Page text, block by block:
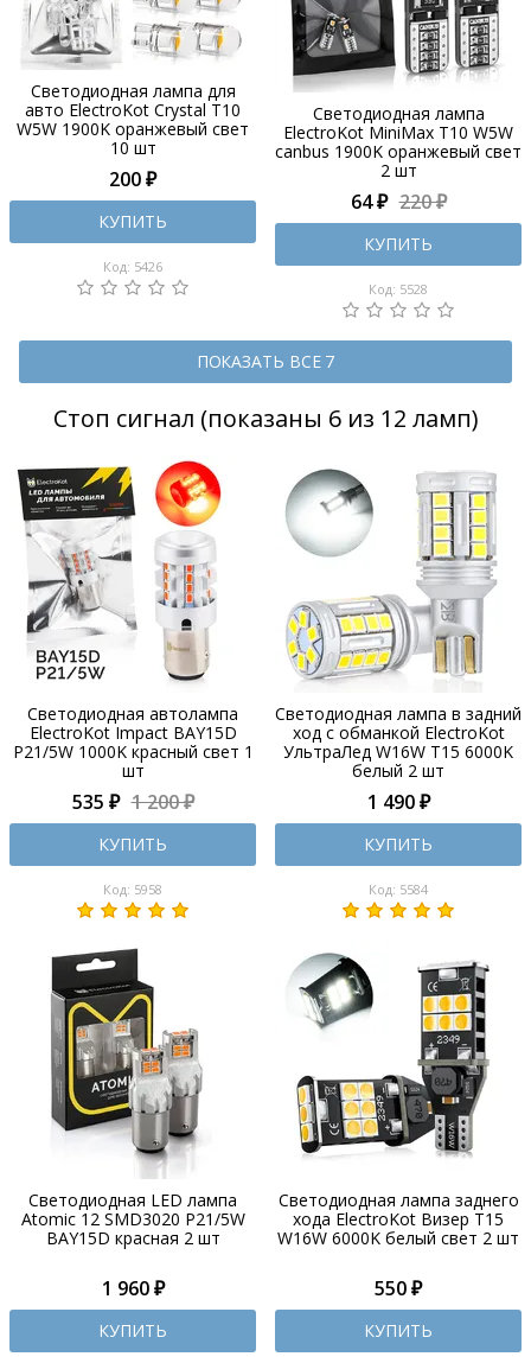
Светодиодная лампа для
авто ElectroKot Crystal T10
W5W 1900K оранжевый свет
10 шт
200 ₽
КУПИТЬ
Код: 5426
Светодиодная лампа
ElectroKot MiniMax T10 W5W
canbus 1900K оранжевый свет
2 шт
64 ₽ 220 ₽
КУПИТЬ
Код: 5528
ПОКАЗАТЬ ВСЕ 7
Стоп сигнал (показаны 6 из 12 ламп)
Светодиодная автолампа
ElectroKot Impact BAY15D
P21/5W 1000K красный свет 1
шт
535 ₽ 1 200 ₽
КУПИТЬ
Код: 5958
Светодиодная лампа в задний
ход с обманкой ElectroKot
УльтраЛед W16W T15 6000K
белый 2 шт
1 490 ₽
КУПИТЬ
Код: 5584
Светодиодная LED лампа
Atomic 12 SMD3020 P21/5W
BAY15D красная 2 шт
1 960 ₽
КУПИТЬ
Светодиодная лампа заднего
хода ElectroKot Визер T15
W16W 6000K белый свет 2 шт
550 ₽
КУПИТЬ